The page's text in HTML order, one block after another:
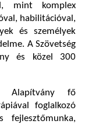
mint komplex
habilitációval,
és személyek
A Szövetség
és közel 300
Alapítvány fő
foglalkozó
fejlesztőmunka,